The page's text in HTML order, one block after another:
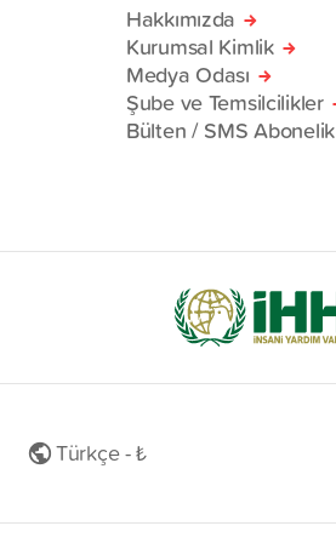
Hakkımızda
Kurumsal Kimlik
Medya Odası
Şube ve Temsilcilikler
Bülten / SMS Abonelik
Türkçe - ₺